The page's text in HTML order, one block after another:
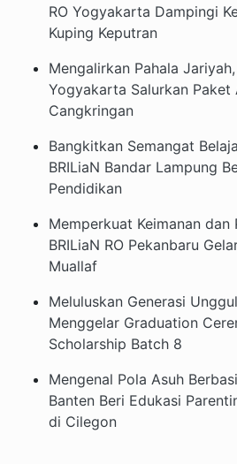
RO Yogyakarta Dampingi
Kuping Keputran
Mengalirkan Pahala
Yogyakarta Salurkan Paket
Cangkringan
Bangkitkan Semangat
BRILiaN Bandar Lampung
Pendidikan
Memperkuat Keimanan dan
BRILiaN RO Pekanbaru
Muallaf
Meluluskan Generasi
Menggelar Graduation
Scholarship Batch 8
Mengenal Pola Asuh
Banten Beri Edukasi
di Cilegon